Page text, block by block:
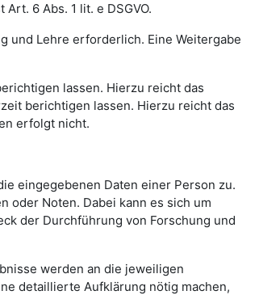
6 Abs. 1 lit. e DSGVO.
und Lehre erforderlich. Eine Weitergabe
lassen. Hierzu reicht das
berichtigen lassen. Hierzu reicht das
erfolgt nicht.
eingegebenen Daten einer Person zu.
oder Noten. Dabei kann es sich um
der Durchführung von Forschung und
werden an die jeweiligen
detaillierte Aufklärung nötig machen,